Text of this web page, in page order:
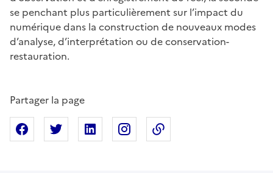
se penchant plus particulièrement sur l’impact du
numérique dans la construction de nouveaux modes
d’analyse, d’interprétation ou de conservation-
restauration.
Partager la page
Partager sur Facebook
Partager sur XPartager sur Linkedin
Partager sur Instagram